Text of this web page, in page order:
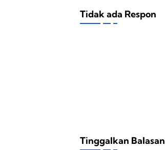
Tidak ada Respon
Tinggalkan Balasan